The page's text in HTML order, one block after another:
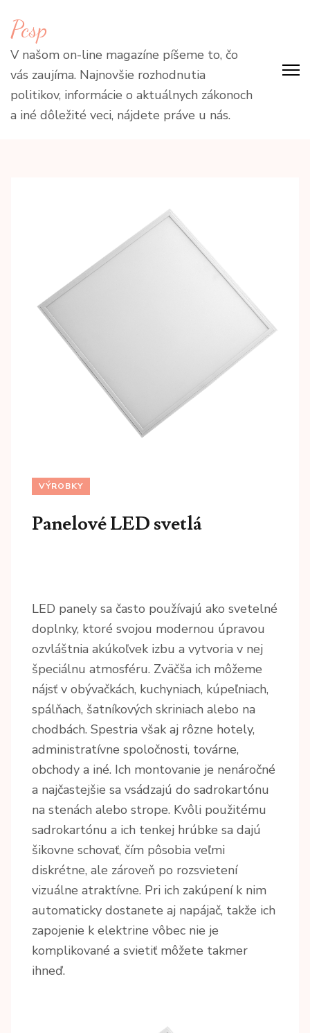
na
obsah
(stiskněte
Enter)
Pcsp
V našom on-line magazíne píšeme to, čo
vás zaujíma. Najnovšie rozhodnutia
politikov, informácie o aktuálnych zákonoch
a iné dôležité veci, nájdete práve u nás.
VÝROBKY
Panelové LED svetlá
LED panely sa často používajú ako svetelné
doplnky, ktoré svojou modernou úpravou
ozvláštnia akúkoľvek izbu a vytvoria v nej
špeciálnu atmosféru. Zväčša ich môžeme
nájsť v obývačkách, kuchyniach, kúpeľniach,
spálňach, šatníkových skriniach alebo na
chodbách. Spestria však aj rôzne hotely,
administratívne spoločnosti, továrne,
obchody a iné. Ich montovanie je nenáročné
a najčastejšie sa vsádzajú do sadrokartónu
na stenách alebo strope. Kvôli použitému
sadrokartónu a ich tenkej hrúbke sa dajú
šikovne schovať, čím pôsobia veľmi
diskrétne, ale zároveň po rozsvietení
vizuálne atraktívne. Pri ich zakúpení k nim
automaticky dostanete aj napájač, takže ich
zapojenie k elektrine vôbec nie je
komplikované a svietiť môžete takmer
ihneď.